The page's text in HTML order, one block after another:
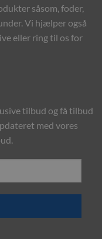
såsom, foder,
Vi hjælper også
eller ring til os for
tilbud og få tilbud
med vores